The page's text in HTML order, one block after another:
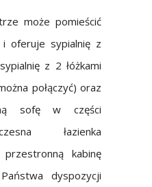
może pomieścić
oferuje sypialnię z
z 2 łóżkami
połączyć) oraz
sofę w części
łazienka
kabinę
dyspozycji